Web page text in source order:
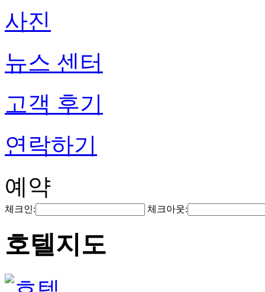
사진
뉴스 센터
고객 후기
연락하기
예약
체크인: 체크아웃:
호텔지도